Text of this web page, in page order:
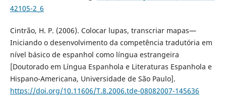
42105-2_6
Cintrão, H. P. (2006). Colocar lupas, transcriar mapas—
Iniciando o desenvolvimento da competência tradutória em
nível básico de espanhol como língua estrangeira
[Doutorado em Língua Espanhola e Literaturas Espanhola e
Hispano-Americana, Universidade de São Paulo].
https://doi.org/10.11606/T.8.2006.tde-08082007-145636